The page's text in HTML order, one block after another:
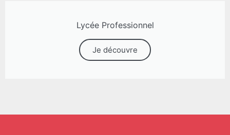
Lycée Professionnel
Je découvre